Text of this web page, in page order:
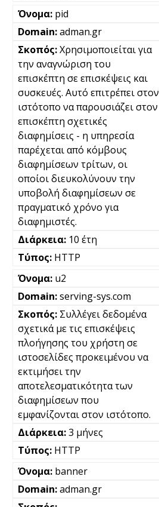
pid
adman.gr
Χρησιμοποιείται για
την αναγνώριση του
επισκέπτη σε επισκέψεις και
συσκευές. Αυτό επιτρέπει στον
ιστότοπο να παρουσιάζει στον
επισκέπτη σχετικές
διαφημίσεις - η υπηρεσία
παρέχεται από κόμβους
διαφημίσεων τρίτων, οι
οποίοι διευκολύνουν την
υποβολή διαφημίσεων σε
πραγματικό χρόνο για
διαφημιστές.
10 έτη
HTTP
u2
serving-sys.com
Συλλέγει δεδομένα
σχετικά με τις επισκέψεις
πλοήγησης του χρήστη σε
ιστοσελίδες προκειμένου να
εκτιμήσει την
αποτελεσματικότητα των
διαφημίσεων που
εμφανίζονται στον ιστότοπο.
3 μήνες
HTTP
banner
adman.gr